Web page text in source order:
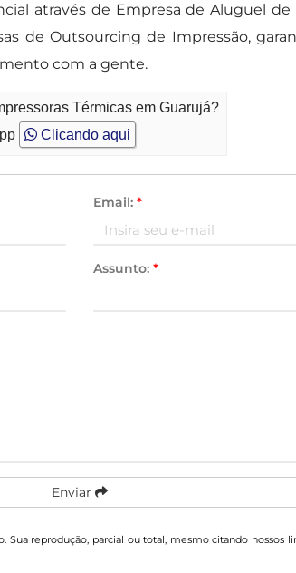
através de Empresa de Aluguel de
de Outsourcing de Impressão,
com a gente.
Térmicas em Guarujá?
Clicando aqui
Email: *
Assunto: *
Enviar
Sua reprodução, parcial ou total, mesmo citando nossos